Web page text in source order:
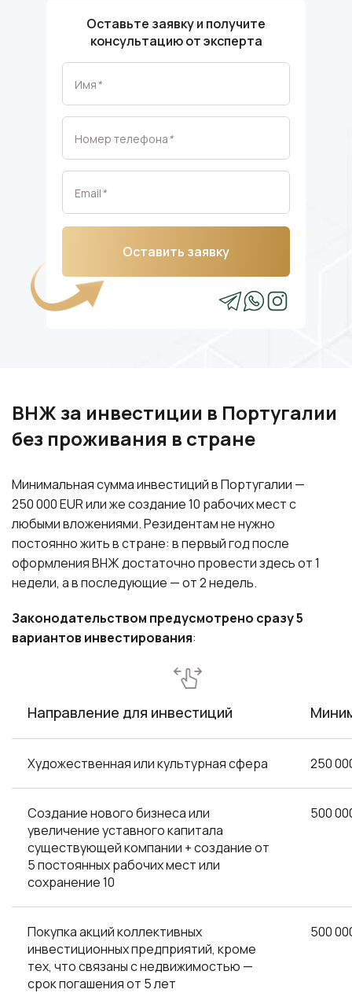
Оставьте заявку и получите
консультацию от эксперта
Имя*
Номер телефона*
Email*
Оставить заявку
ВНЖ за инвестиции в Португалии
без проживания в стране
Минимальная сумма инвестиций в Португалии —
250 000 EUR или же создание 10 рабочих мест с
любыми вложениями. Резидентам не нужно
постоянно жить в стране: в первый год после
оформления ВНЖ достаточно провести здесь от 1
недели, а в последующие — от 2 недель.
Законодательством предусмотрено сразу 5
вариантов инвестирования:
Направление для инвестиций
Художественная или культурная сфера 250
Создание нового бизнеса или
увеличение уставного капитала
существующей компании + создание от
5 постоянных рабочих мест или
сохранение 10
500
Покупка акций коллективных
инвестиционных предприятий, кроме
тех, что связаны с недвижимостью —
срок погашения от 5 лет
500